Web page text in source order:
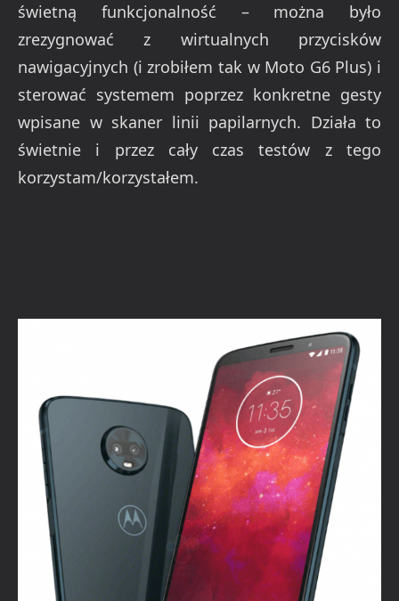
świetną funkcjonalność – można było
zrezygnować z wirtualnych przycisków
nawigacyjnych (i zrobiłem tak w Moto G6 Plus) i
sterować systemem poprzez konkretne gesty
wpisane w skaner linii papilarnych. Działa to
świetnie i przez cały czas testów z tego
korzystam/korzystałem.